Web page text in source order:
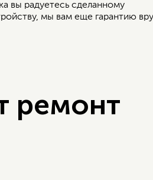
вы радуетесь сделанному
мы вам еще гарантию
ремонт